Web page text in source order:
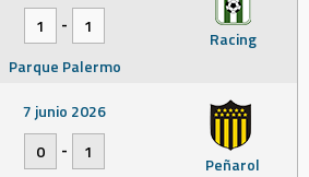
Racing
1
-
1
Parque Palermo
Peñarol
7 junio 2026
0
-
1